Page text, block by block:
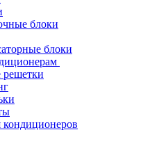
блоки
блоки
решетки